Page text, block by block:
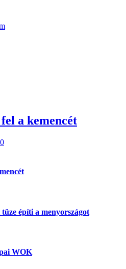
a kemencét
0
építi a menyországot
WOK